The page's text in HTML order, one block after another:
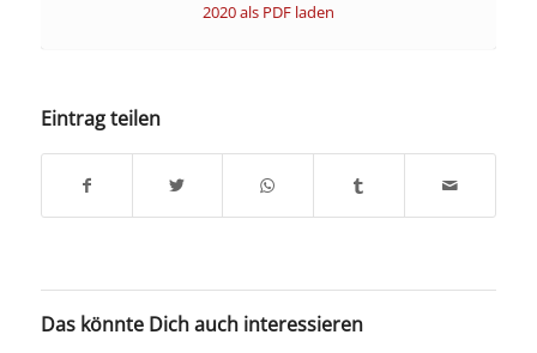
2020 als PDF laden
Eintrag teilen
Das könnte Dich auch interessieren